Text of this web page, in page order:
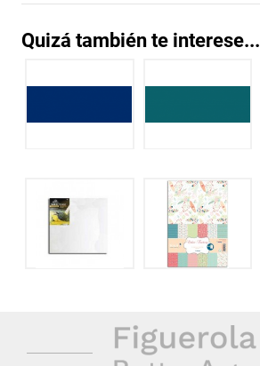
Quizá también te interese...